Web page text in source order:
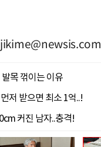
jikime@newsis.com